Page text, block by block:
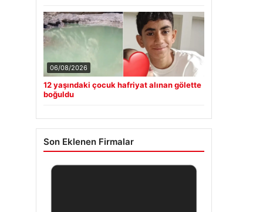
06/08/2026
12 yaşındaki çocuk hafriyat alınan gölette
boğuldu
Son Eklenen Firmalar